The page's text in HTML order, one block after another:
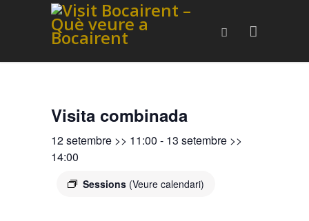
Visita combinada
12 setembre >> 11:00 - 13 setembre >>
14:00
Sessions (Veure calendari)